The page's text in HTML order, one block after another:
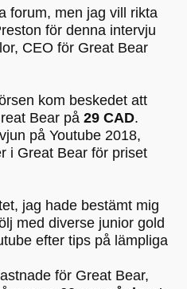
forum, men jag vill rikta
för denna intervju
CEO för Great Bear
kom beskedet att
Bear på 29 CAD.
på Youtube 2018,
i Great Bear för priset
jag hade bestämt mig
med diverse junior gold
efter tips på lämpliga
för Great Bear,